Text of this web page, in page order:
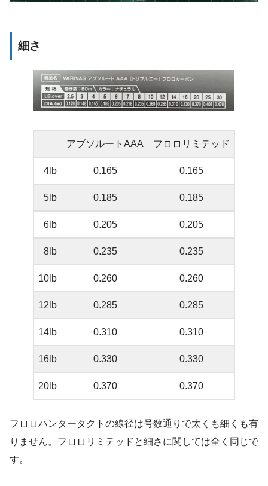
細さ
アブソルートAAA フロロリミテッド
4lb 0.165 0.165
5lb 0.185 0.185
6lb 0.205 0.205
8lb 0.235 0.235
10lb 0.260 0.260
12lb 0.285 0.285
14lb 0.310 0.310
16lb 0.330 0.330
20lb 0.370 0.370
フロロハンタータクトの線径は号数通りで太くも細くも有
りません。フロロリミテッドと細さに関しては全く同じで
す。